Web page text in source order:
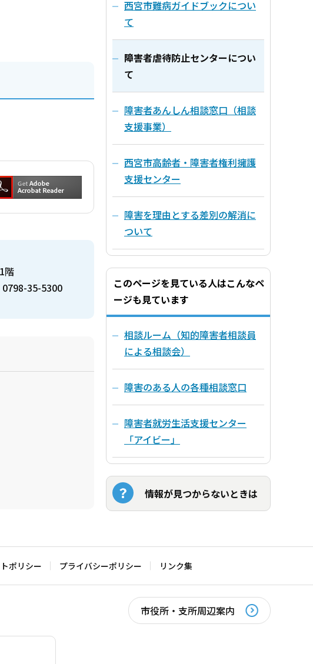
階
0798-35-5300
西宮市難病ガイドブックについ
て
障害者虐待防止センターについ
て
障害者あんしん相談窓口（相談
支援事業）
西宮市高齢者・障害者権利擁護
支援センター
障害を理由とする差別の解消に
ついて
このページを見ている人はこんなペ
ージも見ています
相談ルーム（知的障害者相談員
による相談会）
障害のある人の各種相談窓口
障害者就労生活支援センター
「アイビー」
情報が見つからないときは
ポリシー プライバシーポリシー リンク集
市役所・支所周辺案内